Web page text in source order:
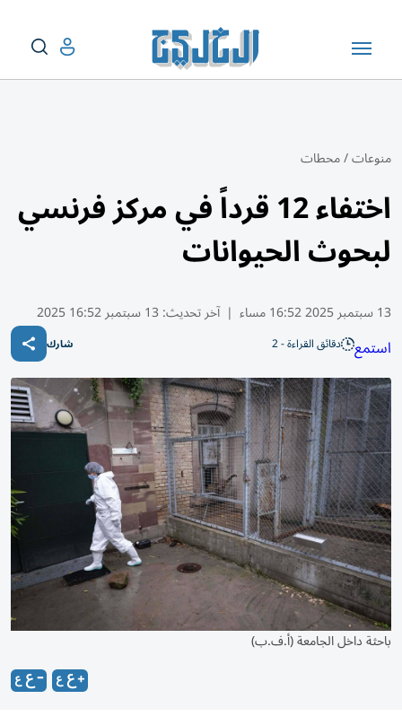
منوعات/محطات
اختفاء 12 قرداً في مركز فرنسي
لبحوث الحيوانات
13 سبتمبر 2025 16:52 مساء | آخر تحديث: 13 سبتمبر 16:52 2025
استمع دقائق القراءة - 2 شارك
باحثة داخل الجامعة (أ.ف.ب)